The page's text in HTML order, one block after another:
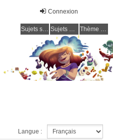
Connexion
Sujets sans réponse Sujets actifs Thème clair / foncé
Langue :